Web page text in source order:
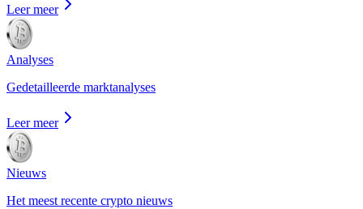
Leer meer
Analyses
Gedetailleerde marktanalyses
Leer meer
Nieuws
Het meest recente crypto nieuws